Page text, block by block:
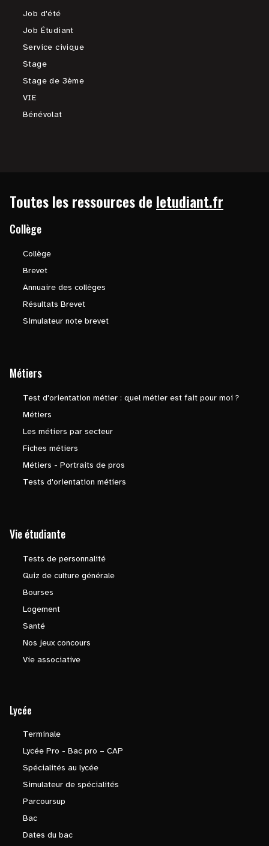
Job d'été
Job Étudiant
Service civique
Stage
Stage de 3ème
VIE
Bénévolat
Toutes les ressources de letudiant.fr
Collège
Collège
Brevet
Annuaire des collèges
Résultats Brevet
Simulateur note brevet
Métiers
Test d'orientation métier : quel métier est fait pour moi ?
Métiers
Les métiers par secteur
Fiches métiers
Métiers - Portraits de pros
Tests d'orientation métiers
Vie étudiante
Tests de personnalité
Quiz de culture générale
Bourses
Logement
Santé
Nos jeux concours
Vie associative
Lycée
Terminale
Lycée Pro - Bac pro – CAP
Spécialités au lycée
Simulateur de spécialités
Parcoursup
Bac
Dates du bac